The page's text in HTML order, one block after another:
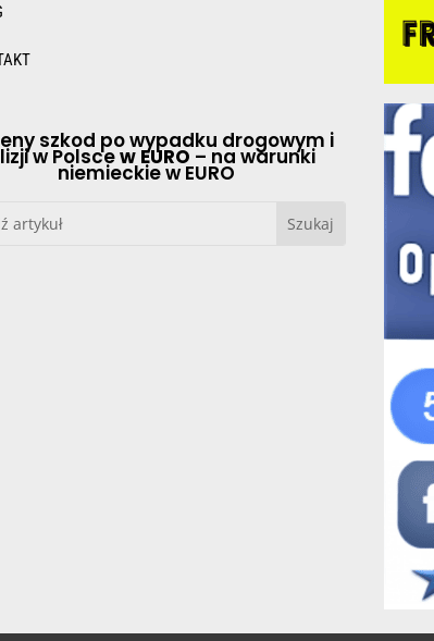
szkod po wypadku drogowym i
w Polscew EURO – na warunki
niemieckie w EURO